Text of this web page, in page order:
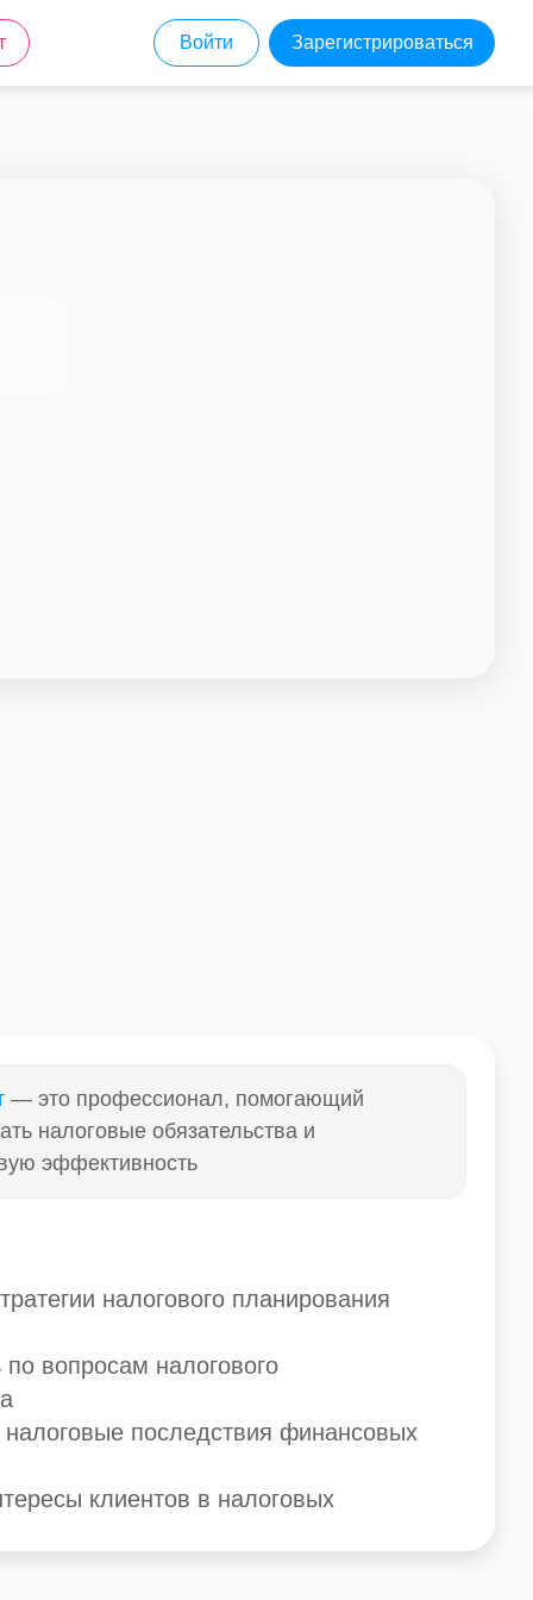
Зарегистрироваться
Войти
— это профессионал, помогающий
налоговые обязательства и
эффективность
налогового планирования
по вопросам налогового
последствия финансовых
клиентов в налоговых